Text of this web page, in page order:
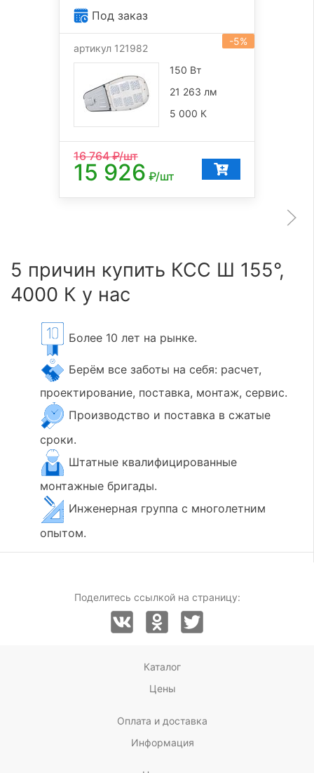
Под заказ
-5%
артикул 121982
150 Вт
21 263 лм
5 000 К
16 764₽/шт
15 926 ₽/шт
5 причин купить КСС Ш 155°,
4000 К у нас
Более 10 лет на рынке.
Берём все заботы на себя: расчет,
проектирование, поставка, монтаж, сервис.
Производство и поставка в сжатые
сроки.
Штатные квалифицированные
монтажные бригады.
Инженерная группа с многолетним
опытом.
Поделитесь ссылкой на страницу:
Каталог
Цены
Оплата и доставка
Информация